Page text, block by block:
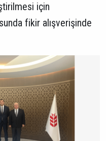
için
fikir alışverişinde